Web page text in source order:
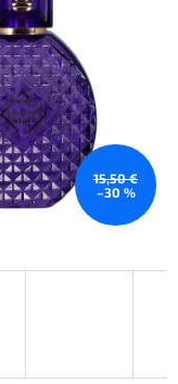
15,50 €
–30 %